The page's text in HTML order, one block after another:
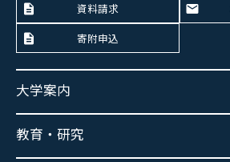
資料請求
寄附申込
大学案内
教育・研究